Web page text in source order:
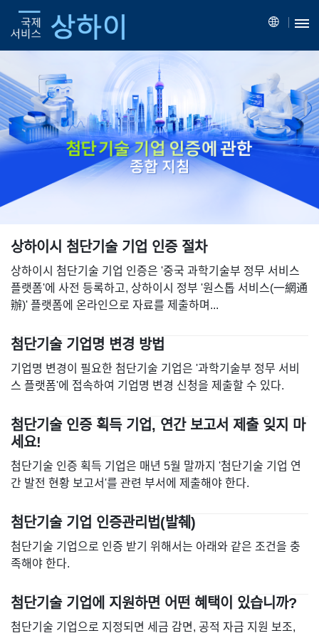
상하이시 첨단기술 기업 인증 절차
상하이시 첨단기술 기업 인증은 '중국 과학기술부 정무 서비스
플랫폼'에 사전 등록하고, 상하이시 정부 '원스톱 서비스(一網通
辦)' 플랫폼에 온라인으로 자료를 제출하며...
첨단기술 기업명 변경 방법
기업명 변경이 필요한 첨단기술 기업은 '과학기술부 정무 서비
스 플랫폼'에 접속하여 기업명 변경 신청을 제출할 수 있다.
첨단기술 인증 획득 기업, 연간 보고서 제출 잊지 마
세요!
첨단기술 인증 획득 기업은 매년 5월 말까지 '첨단기술 기업 연
간 발전 현황 보고서'를 관련 부서에 제출해야 한다.
첨단기술 기업 인증관리법(발췌)
첨단기술 기업으로 인증 받기 위해서는 아래와 같은 조건을 충
족해야 한다.
첨단기술 기업에 지원하면 어떤 혜택이 있습니까?
첨단기술 기업으로 지정되면 세금 감면, 공적 자금 지원 보조,